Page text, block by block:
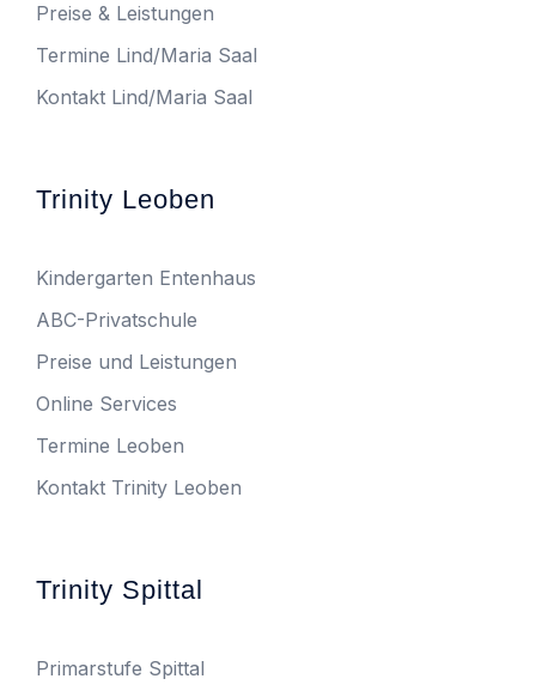
Preise & Leistungen
Termine Lind/Maria Saal
Kontakt Lind/Maria Saal
Trinity Leoben
Kindergarten Entenhaus
ABC-Privatschule
Preise und Leistungen
Online Services
Termine Leoben
Kontakt Trinity Leoben
Trinity Spittal
Primarstufe Spittal